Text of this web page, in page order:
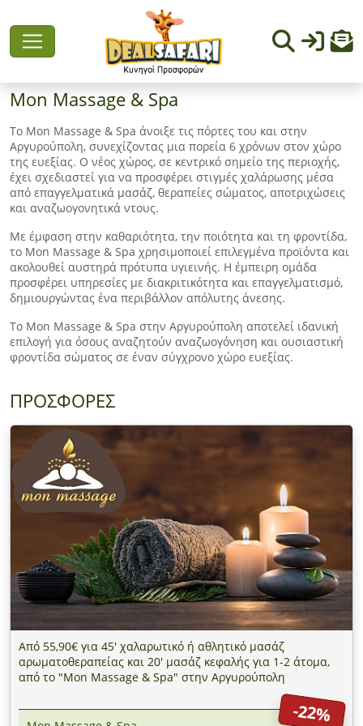
Mon Massage & Spa
Το Mon Massage & Spa άνοιξε τις πόρτες του και στην
Αργυρούπολη, συνεχίζοντας μια πορεία 6 χρόνων στον χώρο
της ευεξίας. Ο νέος χώρος, σε κεντρικό σημείο της περιοχής,
έχει σχεδιαστεί για να προσφέρει στιγμές χαλάρωσης μέσα
από επαγγελματικά μασάζ, θεραπείες σώματος, αποτριχώσεις
και αναζωογονητικά ντους.
Με έμφαση στην καθαριότητα, την ποιότητα και τη φροντίδα,
το Mon Massage & Spa χρησιμοποιεί επιλεγμένα προϊόντα και
ακολουθεί αυστηρά πρότυπα υγιεινής. Η έμπειρη ομάδα
προσφέρει υπηρεσίες με διακριτικότητα και επαγγελματισμό,
δημιουργώντας ένα περιβάλλον απόλυτης άνεσης.
Το Mon Massage & Spa στην Αργυρούπολη αποτελεί ιδανική
επιλογή για όσους αναζητούν αναζωογόνηση και ουσιαστική
φροντίδα σώματος σε έναν σύγχρονο χώρο ευεξίας.
ΠΡΟΣΦΟΡΕΣ
Από 55,90€ για 45' χαλαρωτικό ή αθλητικό μασάζ
αρωματοθεραπείας και 20' μασάζ κεφαλής για 1-2 άτομα,
από το "Mon Massage & Spa" στην Αργυρούπολη
-22%